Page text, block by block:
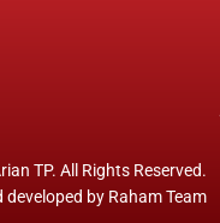
TP. All Rights Reserved.
developed by Raham Team